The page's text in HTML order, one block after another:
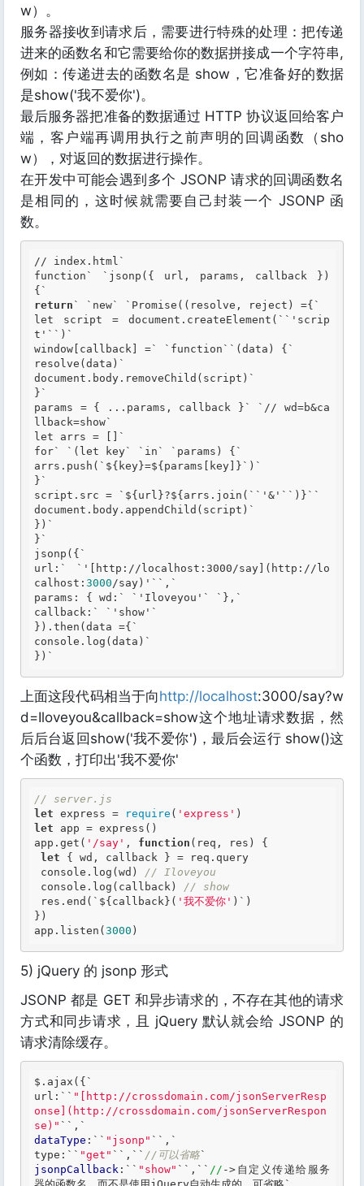
w）。
服务器接收到请求后，需要进行特殊的处理：把传递
进来的函数名和它需要给你的数据拼接成一个字符串,
例如：传递进去的函数名是 show，它准备好的数据
是show('我不爱你')。
最后服务器把准备的数据通过 HTTP 协议返回给客户
端，客户端再调用执行之前声明的回调函数（sho
w），对返回的数据进行操作。
在开发中可能会遇到多个 JSONP 请求的回调函数名
是相同的，这时候就需要自己封装一个 JSONP 函
数。
// index.html
function ` `j sonp({ url, params, callback })
{
return ` `new` `Promise((resolve, reject) ={
let script = document.createElement( `` 'scrip
t' `` )
window[callback] =` `function `` (data) {
resolve(data)
document.body.removeChild(script)
}
params = { ...params, callback } ` `// wd=b&ca
llback=show
let arrs = []
for` `( let key` `in ` `params) {
arrs.push( `${key}=${params[key]} `)
}
script.src =
`${url}?${arrs.join( `` '&' `` )} ``
document.body.appendChild(script)
})
}
jsonp({
url:` `'[http://localhost:3000/say](http://lo
calhost: 3000/say)' `` ,
params: { wd: ` `' Iloveyou' ` `} ,
callback: ` `' show'
}).then(data ={
console.log(data)
})`
上面这段代码相当于向http://localhost:3000/say?w
d=Iloveyou&callback=show这个地址请求数据，然
后后台返回show('我不爱你')，最后会运行 show()这
个函数，打印出'我不爱你'
// server.js
let express = require ( 'express'
let app = express()
app.get( '/say' , function (req, res)
{
let { wd, callback } = req.query
console.log(wd) // Iloveyou
console.log(callback) // show
res.end(`${callback}( '我不爱你' )`)
})
app.listen( 3000 )
5) jQuery 的 jsonp 形式
JSONP 都是 GET 和异步请求的，不存在其他的请求
方式和同步请求，且 jQuery 默认就会给 JSONP 的
请求清除缓存。
$.ajax({`
url: `` "[http://crossdomain.com/jsonServerResp
onse](http://crossdomain.com/jsonServerRespon
se)" `` ,
dataType :` ` "jsonp" ` `,`
type: `` "get" `` , `` //可以省略
jsonpCallback :` ` "show" ` `,` ` // -> 自定义传递给服务